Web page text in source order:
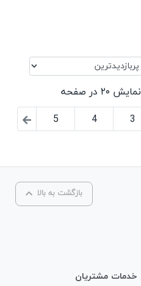
نمایش ۲۰ در صفحه
3
4
5
بازگشت به بالا
خدمات مشتریان